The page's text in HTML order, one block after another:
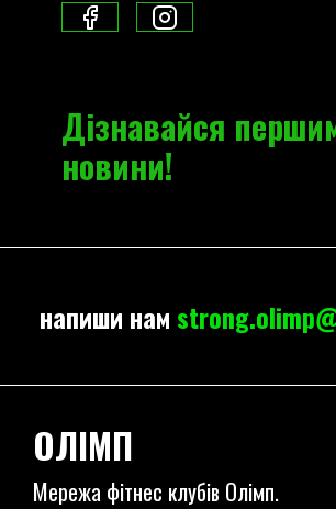
Дізнавайся
новини!
напиши нам
ОЛІМП
Мережа фітнес клубів Олімп.